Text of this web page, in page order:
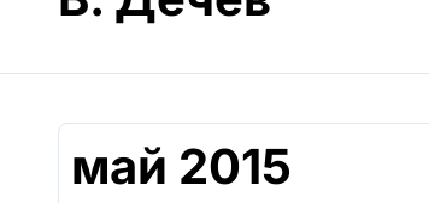
май 2015